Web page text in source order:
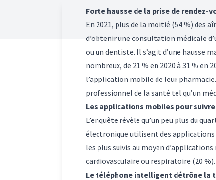
Forte hausse de la prise de rendez-
En 2021, plus de la moitié (54 %) des
d’obtenir une consultation médicale
ou un dentiste. Il s’agit d’une hausse
nombreux, de 21 % en 2020 à 31 %
l’application mobile de leur
professionnel de la santé tel qu’un
Les applications mobiles pour
L’enquête révèle qu’un peu plus du
électronique utilisent des applications
les plus suivis au moyen
cardiovasculaire ou respiratoire (20 %).
Le téléphone intelligent détrône la